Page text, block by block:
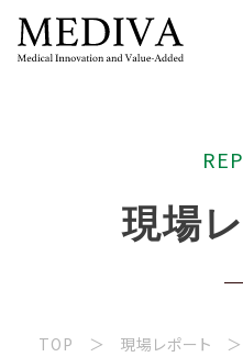
REP
現場レ
TOP 現場レポート